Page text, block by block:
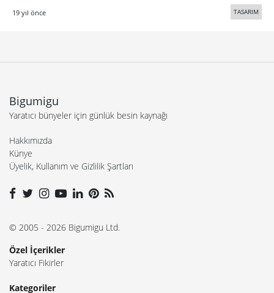
19 yıl önce TASARIM
Bigumigu
Yaratıcı bünyeler için günlük besin kaynağı
Hakkımızda
Künye
Üyelik, Kullanım ve Gizlilik Şartları
© 2005 - 2026 Bigumigu Ltd.
Özel İçerikler
Yaratıcı Fikirler
Kategoriler